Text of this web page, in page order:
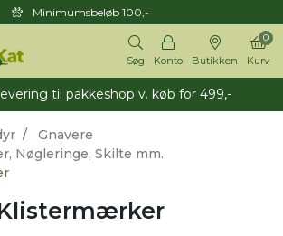
Minimumsbeløb 100,-
Søg Konto Butikken Kurv
0
til pakkeshop v. køb for 499,-
Gnavere
Nøgleringe, Skilte mm.